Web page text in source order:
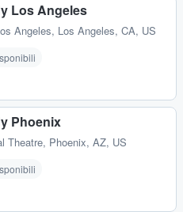
Los Angeles
Angeles, Los Angeles, CA, US
Phoenix
Theatre, Phoenix, AZ, US